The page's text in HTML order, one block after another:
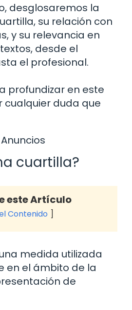
desglosaremos la
su relación con
y su relevancia en
desde el
el profesional.
profundizar en este
duda que
Anuncios
cuartilla?
este Artículo
Contenido
medida utilizada
en el ámbito de la
de